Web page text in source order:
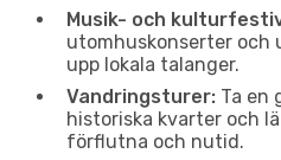
Musik- och
utomhuskonserter och
upp lokala talanger.
Vandringsturer: Ta en
historiska kvarter och
förflutna och nutid.